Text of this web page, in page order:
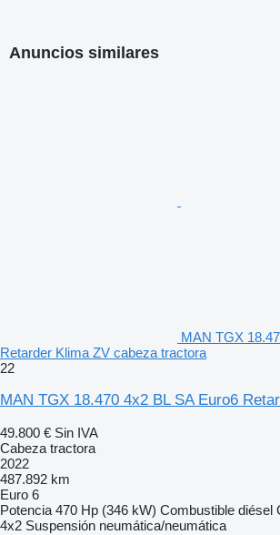
Anuncios similares
MAN TGX
Retarder Klima ZV cabeza tractora
22
MAN TGX 18.470 4x2 BL SA Euro6
49.800 € Sin IVA
Cabeza tractora
2022
487.892 km
Euro 6
Potencia 470 Hp (346 kW) Combustible diésel
4x2 Suspensión neumática/neumática